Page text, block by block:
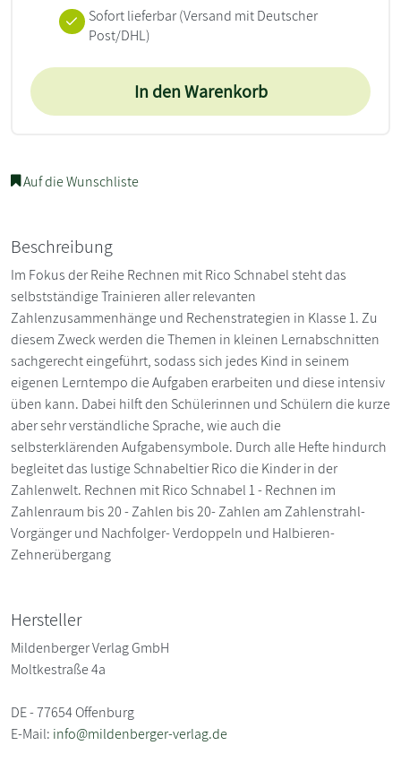
Sofort lieferbar(Versand mit Deutscher
Post/DHL)
In den Warenkorb
Auf die Wunschliste
Beschreibung
Im Fokus der Reihe Rechnen mit Rico Schnabel steht das
selbstständige Trainieren aller relevanten
Zahlenzusammenhänge und Rechenstrategien in Klasse 1. Zu
diesem Zweck werden die Themen in kleinen Lernabschnitten
sachgerecht eingeführt, sodass sich jedes Kind in seinem
eigenen Lerntempo die Aufgaben erarbeiten und diese intensiv
üben kann. Dabei hilft den Schülerinnen und Schülern die kurze
aber sehr verständliche Sprache, wie auch die
selbsterklärenden Aufgabensymbole. Durch alle Hefte hindurch
begleitet das lustige Schnabeltier Rico die Kinder in der
Zahlenwelt. Rechnen mit Rico Schnabel 1 - Rechnen im
Zahlenraum bis 20 - Zahlen bis 20- Zahlen am Zahlenstrahl-
Vorgänger und Nachfolger- Verdoppeln und Halbieren-
Zehnerübergang
Hersteller
Mildenberger Verlag GmbH
Moltkestraße 4a
DE - 77654 Offenburg
E-Mail: info@mildenberger-verlag.de